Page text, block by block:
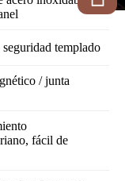
templado
/ junta
fácil de